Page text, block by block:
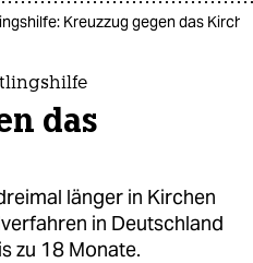
ich Kreuzzug gegen das
das
länger in Kirchen
in Deutschland
zu 18 Monate.